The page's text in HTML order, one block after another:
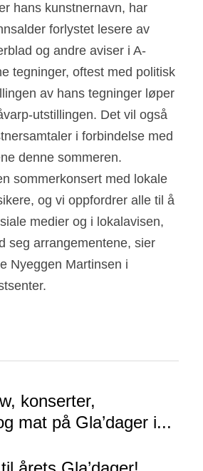
hans kunstnernavn, har
forlystet lesere av
og andre aviser i A-
tegninger, oftest med politisk
av hans tegninger løper
utstillingen. Det vil også
i forbindelse med
denne sommeren.
sommerkonsert med lokale
og vi oppfordrer alle til å
medier og i lokalavisen,
seg arrangementene, sier
Nyeggen Martinsen i
konserter,
mat på Gla’dager i...